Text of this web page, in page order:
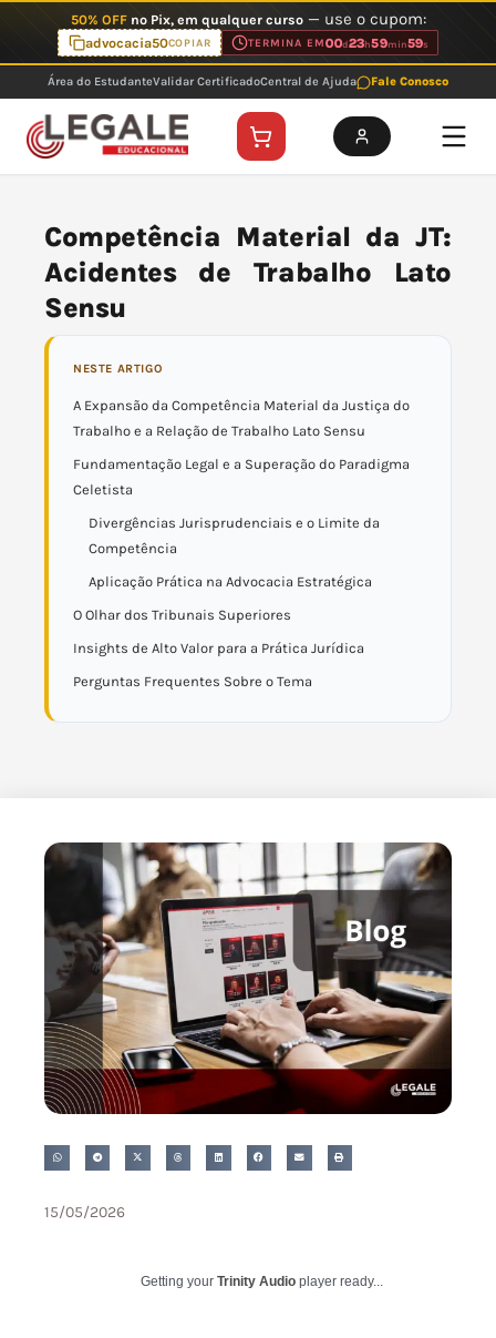
o
conteúdo
50% OFFno Pix, em qualquer curso— use o cupom:
advocacia50COPIAR TERMINA EM00d23h59min59s
Área do EstudanteValidar CertificadoCentral de Ajuda Fale Conosco
Competência Material da JT:
Acidentes de Trabalho Lato
Sensu
NESTE ARTIGO
A Expansão da Competência Material da Justiça do
Trabalho e a Relação de Trabalho Lato Sensu
Fundamentação Legal e a Superação do Paradigma
Celetista
Divergências Jurisprudenciais e o Limite da
Competência
Aplicação Prática na Advocacia Estratégica
O Olhar dos Tribunais Superiores
Insights de Alto Valor para a Prática Jurídica
Perguntas Frequentes Sobre o Tema
15/05/2026
Getting your Trinity Audio player ready...